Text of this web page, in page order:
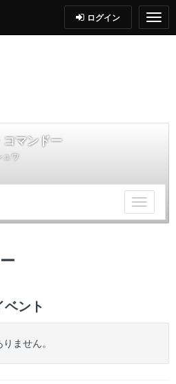
ログイン
コマンドー
ュウ
チ
ー
ベント
ません。